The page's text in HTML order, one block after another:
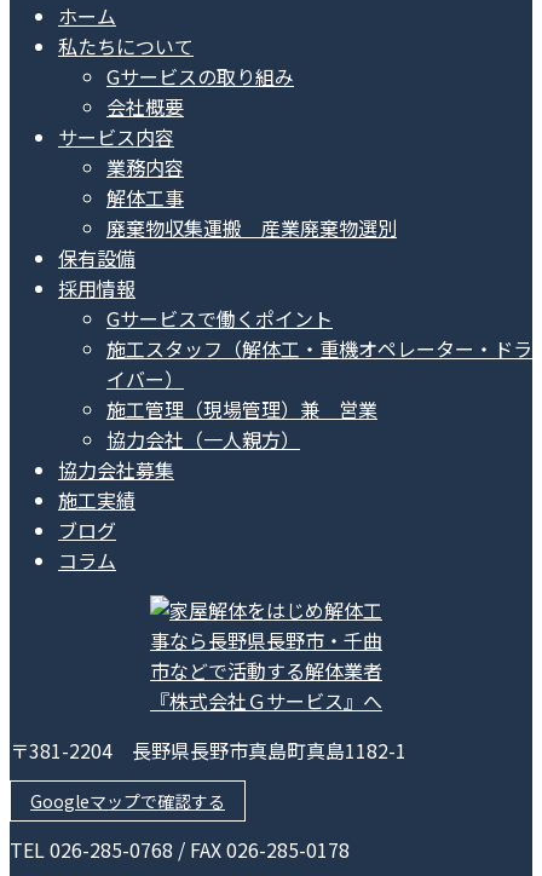
ホーム
私たちについて
Gサービスの取り組み
会社概要
サービス内容
業務内容
解体工事
廃棄物収集運搬 産業廃棄物選別
保有設備
採用情報
Gサービスで働くポイント
施工スタッフ（解体工・重機オペレーター・ドラ
イバー）
施工管理（現場管理）兼 営業
協力会社（一人親方）
協力会社募集
施工実績
ブログ
コラム
〒381-2204 長野県長野市真島町真島1182-1
Googleマップで確認する
TEL 026-285-0768 / FAX 026-285-0178